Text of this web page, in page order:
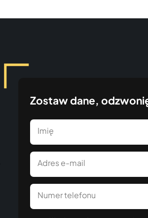
Zostaw dane,
Imię
Adres e-mail
Numer telefonu